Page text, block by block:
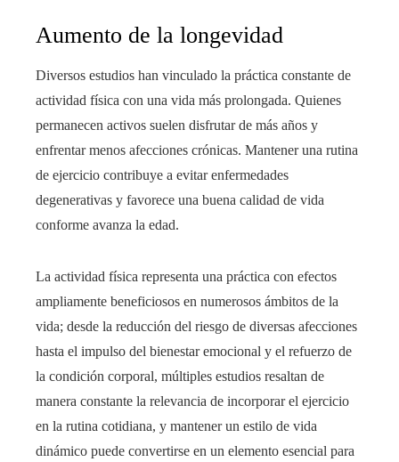
Aumento de la longevidad
Diversos estudios han vinculado la práctica constante de
actividad física con una vida más prolongada. Quienes
permanecen activos suelen disfrutar de más años y
enfrentar menos afecciones crónicas. Mantener una rutina
de ejercicio contribuye a evitar enfermedades
degenerativas y favorece una buena calidad de vida
conforme avanza la edad.
La actividad física representa una práctica con efectos
ampliamente beneficiosos en numerosos ámbitos de la
vida; desde la reducción del riesgo de diversas afecciones
hasta el impulso del bienestar emocional y el refuerzo de
la condición corporal, múltiples estudios resaltan de
manera constante la relevancia de incorporar el ejercicio
en la rutina cotidiana, y mantener un estilo de vida
dinámico puede convertirse en un elemento esencial para